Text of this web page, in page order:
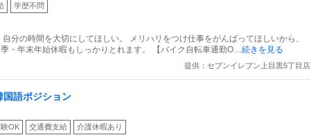
学歴不問
分の時間を大切にしてほしい。 メリハリをつけ仕事をがんばってほしいから、
・年末年始休暇もしっかりとれます。 【バイク自転車通勤O…続きを見る
提供：セブンイレブン上目黒5丁目店
語ポジション
OK 交通費支給 介護休暇あり